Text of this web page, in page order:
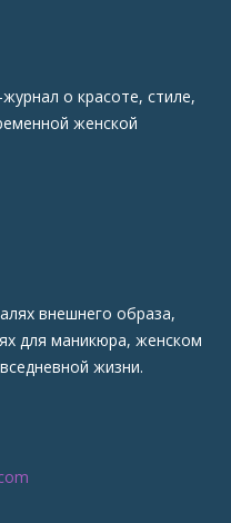
о красоте, стиле,
женской
внешнего образа,
для маникюра, женском
жизни.